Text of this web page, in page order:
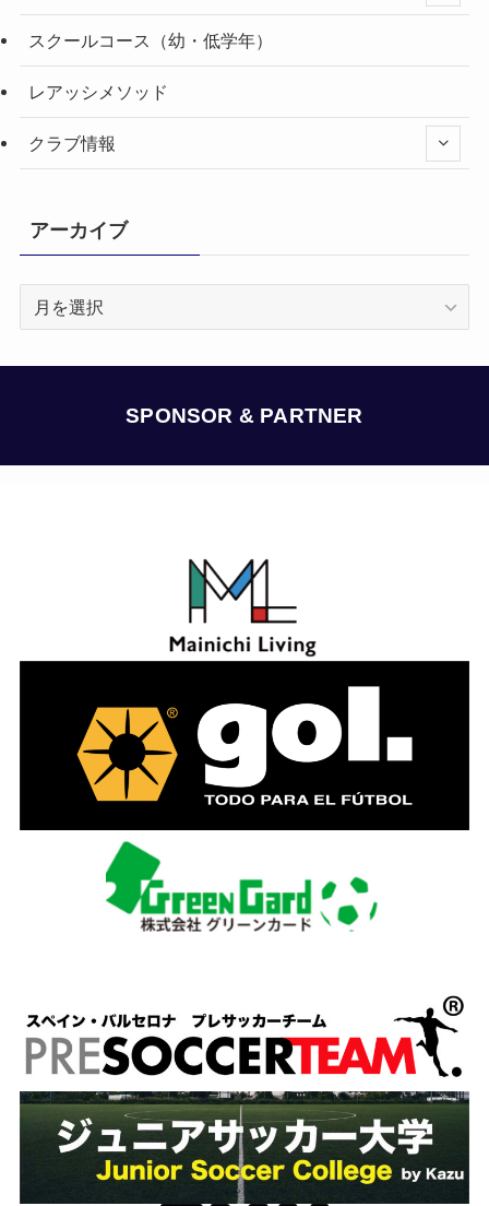
スクールコース（幼・低学年）
レアッシメソッド
クラブ情報
アーカイブ
SPONSOR & PARTNER